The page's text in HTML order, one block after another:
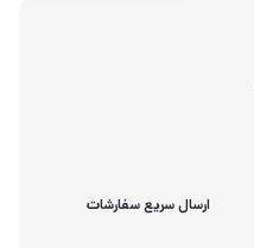
ارسال سریع سفارشات